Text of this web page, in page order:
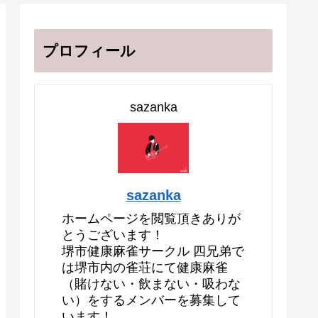
プロフィール
sazanka
sazanka
ホームページを閲覧頂きありが
とうございます！
堺市健康麻雀サークル 四兄弟で
は堺市内の雀荘にて健康麻雀
（賭けない・飲まない・吸わな
い）をするメンバーを募集して